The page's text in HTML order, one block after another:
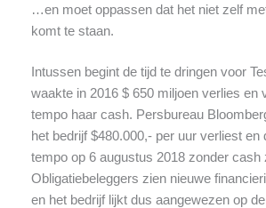
…en moet oppassen dat het niet zelf
komt te staan.
Intussen begint de tijd te dringen voor
waakte in 2016 $ 650 miljoen verlies en
tempo haar cash. Persbureau
het bedrijf $480.000,- per uur verliest en
tempo op 6 augustus 2018 zonder cash
Obligatiebeleggers zien nieuwe
en het bedrijf lijkt dus aangewezen op